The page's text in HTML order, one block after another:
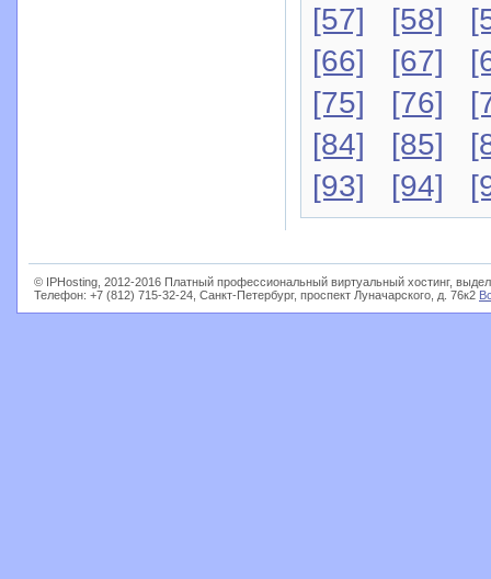
[57]
[58]
[66]
[67]
[75]
[76]
[84]
[85]
[93]
[94]
© IPHosting, 2012-2016 Платный профессиональный виртуальный хостинг,
Телефон: +7 (812) 715-32-24, Санкт-Петербург, проспект Луначарского, д. 76к2